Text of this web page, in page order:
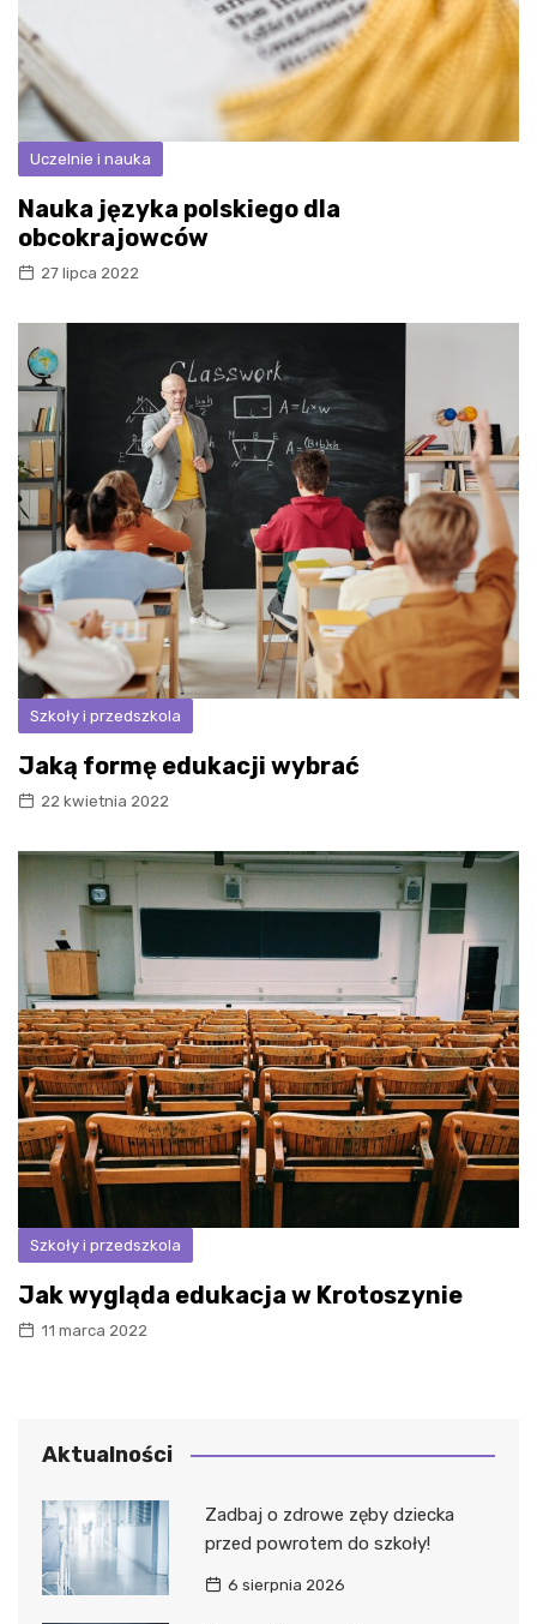
Uczelnie i nauka
Nauka języka polskiego dla
obcokrajowców
27 lipca 2022
Szkoły i przedszkola
Jaką formę edukacji wybrać
22 kwietnia 2022
Szkoły i przedszkola
Jak wygląda edukacja w Krotoszynie
11 marca 2022
Aktualności
Zadbaj o zdrowe zęby dziecka
przed powrotem do szkoły!
6 sierpnia 2026